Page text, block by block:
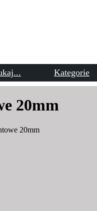
Kategorie
20mm
20mm